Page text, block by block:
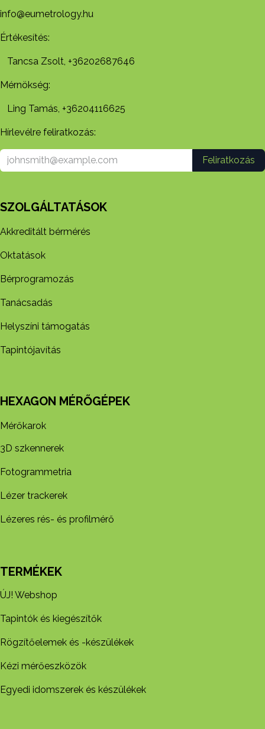
info@eumetrology.hu
Értékesítés:
Tancsa Zsolt, +36202687646
Mérnökség:
Ling Tamás, +36204116625
Hírlevélre feliratkozás:
Feliratkozás
SZOLGÁLTATÁSOK
Akkreditált bérmérés
Oktatások
Bérprogramozás
Tanácsadás
Helyszíni támogatás
Tapintójavítás
HEXAGON MÉRŐGÉPEK
Mérőkarok
3D szkennerek
Fotogrammetria
Lézer trackerek
Lézeres rés- és profilmérő
TERMÉKEK
ÚJ! Webshop
Tapintók és kiegészítők
Rögzítőelemek és -készül​ékek
Kézi mérőeszközök
Egyedi idomszerek és készülékek